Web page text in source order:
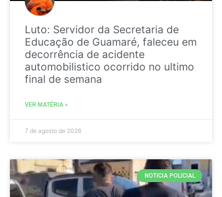
Luto: Servidor da Secretaria de
Educação de Guamaré, faleceu em
decorrência de acidente
automobilistico ocorrido no ultimo
final de semana
VER MATÉRIA »
7 de agosto de 2026
NOTICIA POLICIAL